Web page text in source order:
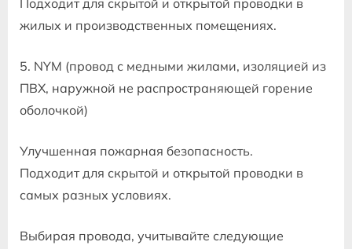
Подходит для скрытой и открытой проводки в
жилых и производственных помещениях.
5. NYM (провод с медными жилами, изоляцией из
ПВХ, наружной не распространяющей горение
оболочкой)
Улучшенная пожарная безопасность.
Подходит для скрытой и открытой проводки в
самых разных условиях.
Выбирая провода, учитывайте следующие